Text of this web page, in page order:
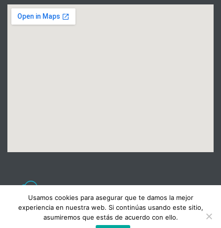
Usamos cookies para asegurar que te damos la mejor
experiencia en nuestra web. Si continúas usando este sitio,
asumiremos que estás de acuerdo con ello.